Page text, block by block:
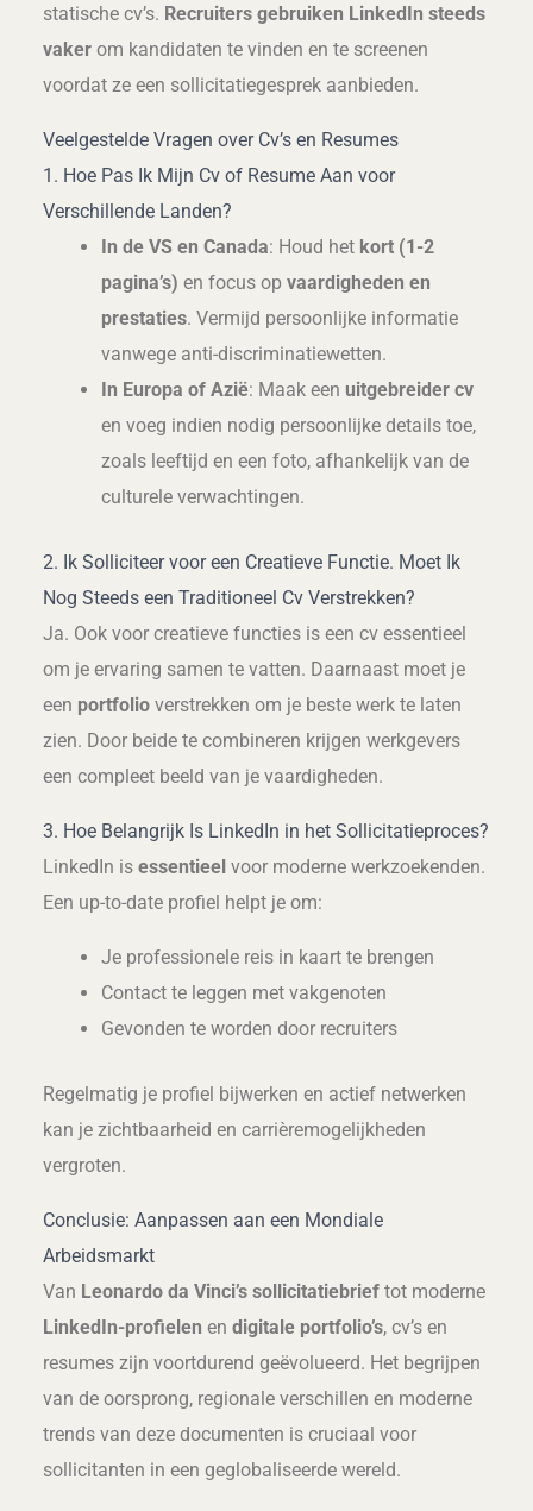
statische cv’s. Recruiters gebruiken LinkedIn steeds
vakerom kandidaten te vinden en te screenen
voordat ze een sollicitatiegesprek aanbieden.
Veelgestelde Vragen over Cv’s en Resumes
1. Hoe Pas Ik Mijn Cv of Resume Aan voor
Verschillende Landen?
In de VS en Canada: Houd het kort (1-2
pagina’s) en focus opvaardigheden en
prestaties. Vermijd persoonlijke informatie
vanwege anti-discriminatiewetten.
In Europa of Azië: Maak een uitgebreider cv
en voeg indien nodig persoonlijke details toe,
zoals leeftijd en een foto, afhankelijk van de
culturele verwachtingen.
2. Ik Solliciteer voor een Creatieve Functie. Moet Ik
Nog Steeds een Traditioneel Cv Verstrekken?
Ja. Ook voor creatieve functies is een cv essentieel
om je ervaring samen te vatten. Daarnaast moet je
een portfolioverstrekken om je beste werk te laten
zien. Door beide te combineren krijgen werkgevers
een compleet beeld van je vaardigheden.
3. Hoe Belangrijk Is LinkedIn in het Sollicitatieproces?
LinkedIn is essentieelvoor moderne werkzoekenden.
Een up-to-date profiel helpt je om:
Je professionele reis in kaart te brengen
Contact te leggen met vakgenoten
Gevonden te worden door recruiters
Regelmatig je profiel bijwerken en actief netwerken
kan je zichtbaarheid en carrièremogelijkheden
vergroten.
Conclusie: Aanpassen aan een Mondiale
Arbeidsmarkt
Van Leonardo da Vinci’s sollicitatiebrieftot moderne
LinkedIn-profielen en digitale portfolio’s, cv’s en
resumes zijn voortdurend geëvolueerd. Het begrijpen
van de oorsprong, regionale verschillen en moderne
trends van deze documenten is cruciaal voor
sollicitanten in een geglobaliseerde wereld.